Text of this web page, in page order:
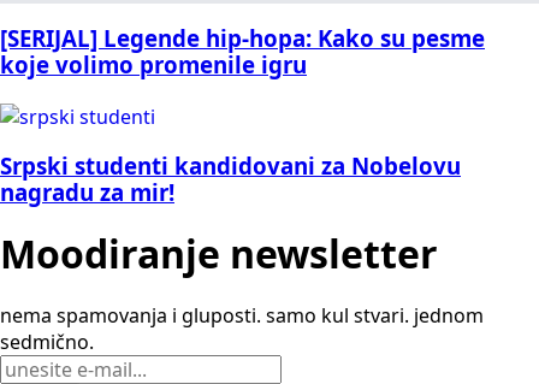
[SERIJAL] Legende hip-hopa: Kako su pesme
koje volimo promenile igru
Srpski studenti kandidovani za Nobelovu
nagradu za mir!
Moodiranje newsletter
nema spamovanja i gluposti. samo kul stvari. jednom
sedmično.